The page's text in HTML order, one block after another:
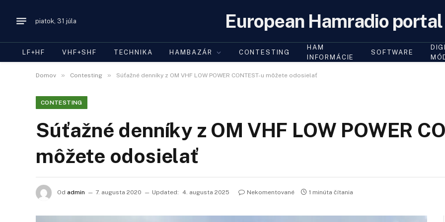
piatok, 31 júla European Hamradio portal
LF+HF VHF+SHF TECHNIKA HAMBAZÁR CONTESTING
HAM
INFORMÁCIE
SOFTWARE
Domov » Contesting » Súťažné denníky z OM VHF LOW POWER CONTEST-u môžete odosielať
CONTESTING
Súťažné denníky z OM VHF LOW POWER
môžete odosielať
Od admin 7. augusta 2020 Updated: 4. augusta 2025 Nekomentované 1 minúta čítania